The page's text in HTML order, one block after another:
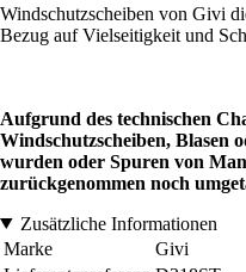
Windschutzscheiben von Givi
Bezug auf Vielseitigkeit und
Aufgrund des technischen
Windschutzscheiben, Blasen
wurden oder Spuren von
zurückgenommen noch
Zusätzliche Informationen
Marke
Givi